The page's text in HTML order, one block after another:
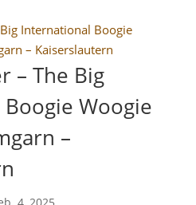
– The Big
Woogie
–